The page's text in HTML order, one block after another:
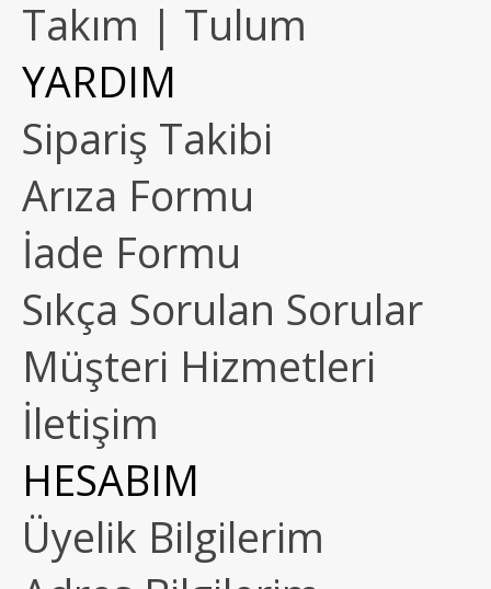
Takım | Tulum
YARDIM
Sipariş Takibi
Arıza Formu
İade Formu
Sıkça Sorulan Sorular
Müşteri Hizmetleri
İletişim
HESABIM
Üyelik Bilgilerim